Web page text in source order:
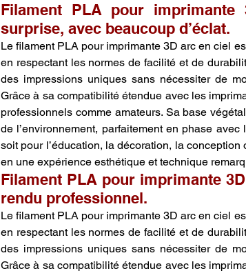
Filament PLA pour
surprise, avec beaucoup d’éclat.
Le filament PLA pour imprimante 3D arc en ciel
en respectant les normes de facilité et de
des impressions uniques sans nécessiter de
Grâce à sa compatibilité étendue avec les
professionnels comme amateurs. Sa base
de l’environnement, parfaitement en phase
soit pour l’éducation, la décoration, la
en une expérience esthétique et technique
Filament PLA pour imprimante
rendu professionnel.
Le filament PLA pour imprimante 3D arc en ciel
en respectant les normes de facilité et de
des impressions uniques sans nécessiter de
Grâce à sa compatibilité étendue avec les